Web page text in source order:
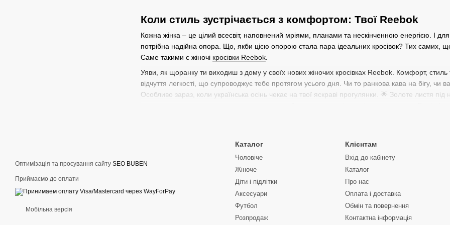
Коли стиль зустрічається з комфортом: Твої Reebok
Кожна жінка – це цілий всесвіт, наповнений мріями, планами та нескінченною енергією. І
потрібна надійна опора. Що, якби цією опорою стала пара ідеальних кросівок? Тих самих,
Саме такими є жіночі кросівки Reebok
Уяви, як щоранку ти виходиш з дому у своїх нових жіночих кросівках Reebok. Комфорт,
відчуття легкості, що супроводжує тебе протягом усього дня. Чи то ранкова кава на бігу, чи
Особливо зараз, коли українська осінь чекає на твої яскраві прогулянки. 🌟 Золоте листя
для цього. Воно легко адаптується під твій стиль: від спортивного шику до елегантного
тренувань або обрати модель для повсякденного носіння – якість та комфорт залишаться
Більше, ніж просто кросівки – це історія твоїх пригод
Ми часто недооцінюємо значення деталей, але саме вони створюють нашу історію. І
це більше, ніж шопінг, це пошук супутників для кожної нової історії. Це можуть бути
щоденні маленькі перемоги. Знайди свої оригінальні жіночі кросівки Reebok в Україні та
Кожна пара Reebok – це обіцянка надійності та підтримки. Вони готові стати свідками твоїх
Оптимізація та просування сайту SEO BUBEN
Приймаємо до оплати
Мобільна версія
Каталог
Чоловіче
Жіноче
Діти і підлітки
Аксесуари
Футбол
Розпродаж
Клієнтам
Вхід до кабінету
Каталог
Про нас
Оплата і доставка
Обмін та повернення
Контактна інформація